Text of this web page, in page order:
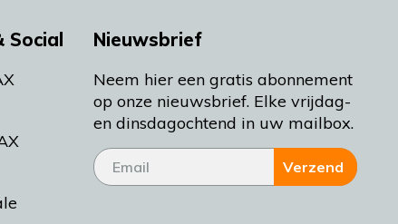
Nieuwsbrief
Neem hier een gratis abonnement
op onze nieuwsbrief. Elke vrijdag-
en dinsdagochtend in uw mailbox.
Verzend